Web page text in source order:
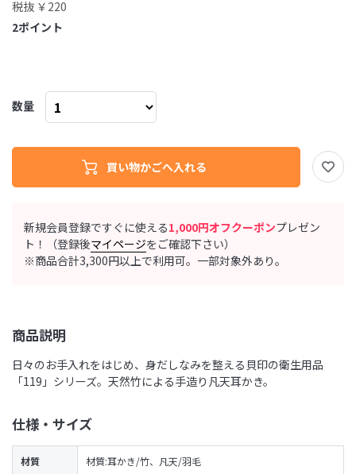
新規会員登録ですぐに使える1,000円オフクーポンプレゼン
ト！（登録後マイページをご確認下さい）
※商品合計3,300円以上で利用可。一部対象外あり。
商品説明
日々のお手入れをはじめ、身だしなみを整える貝印の衛生用品
「119」シリーズ。天然竹による手造り凡天耳かき。
仕様・サイズ
材質 材質:耳かき/竹、凡天/羽毛
税抜 ￥220
ポイント
2
数量